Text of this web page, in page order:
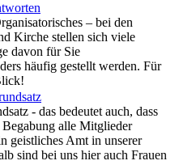
– bei den
Kirche stellen sich viele
davon für Sie
häufig gestellt werden. Für
- das bedeutet auch, dass
alle Mitglieder
geistliches Amt in unserer
sind bei uns hier auch Frauen